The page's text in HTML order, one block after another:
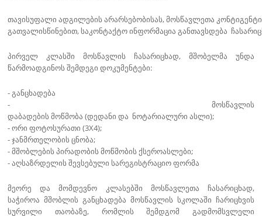
თავისუფალი ადგილების არარსებობისას, მოსწავლეთა
გათვალისწინებით, საკონტაქტო ინფორმაცია განთავსდება
პირველ კლასში მოსწავლის ჩასარიცხად, მშობელმა უნდა
წარმოადგინოს შემდეგი დოკუმენტები:
- განცხადება
- მოსწავლის
დაბადების მოწმობა (დედანი და ნოტარიალური ასლი);
- ორი ფოტოსურათი (3X4);
- ჯანმრთელობის ცნობა;
- მშობლების პირადობის მოწმობის ქსეროასლები;
- აღსაზრდელის შევსებული სარეგისტრაციო ფორმა
მეორე და მომდევნო კლასებში მოსწავლეთა ჩასარიცხად,
საჭიროა მშობლის განცხადება მოსწავლის სკოლაში ჩარიცხვის
სურვილი თაობაზე, რომლის შემდგომ გადმომსვლელი